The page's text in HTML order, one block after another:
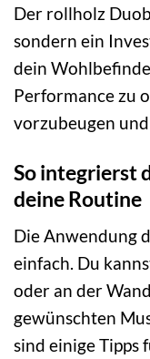
Der rollholz
sondern ein
dein
Performance zu
vorzubeugen
So integrierst
deine Routine
Die Anwendung
einfach. Du
oder an der
gewünschten
sind einige Tipps